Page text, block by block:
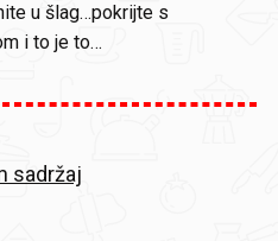
u šlag…pokrijte s
i to je to…
sadržaj